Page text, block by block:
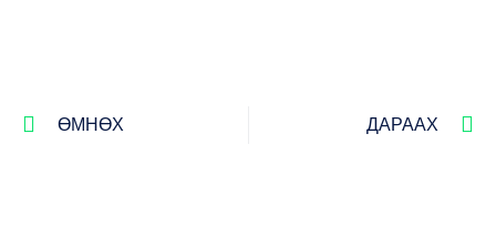
ӨМНӨХ ДАРААХ